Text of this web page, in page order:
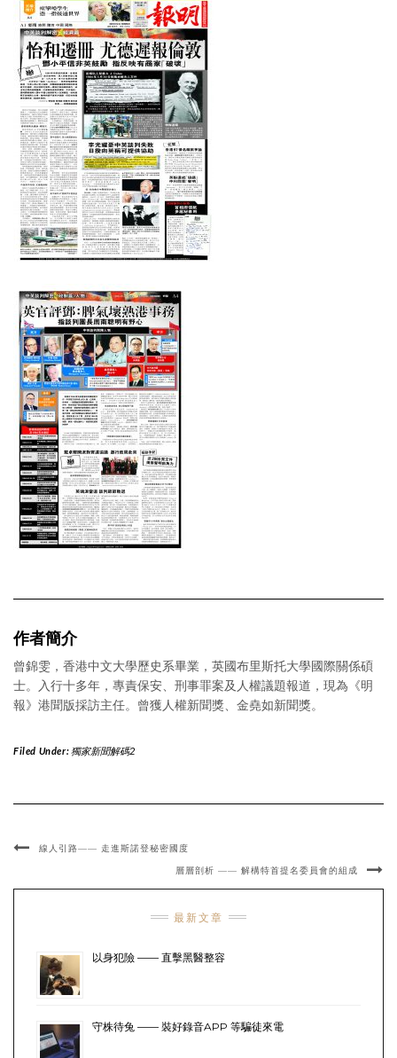
作者簡介
曾錦雯，香港中文大學歷史系畢業，英國布里斯托大學國際關係碩
士。入行十多年，專責保安、刑事罪案及人權議題報道，現為《明
報》港聞版採訪主任。曾獲人權新聞獎、金堯如新聞獎。
Filed Under:獨家新聞解碼2
線人引路—— 走進斯諾登秘密國度
層層剖析 —— 解構特首提名委員會的組成
最新文章
以身犯險 —— 直擊黑醫整容
守株待兔 —— 裝好錄音APP 等騙徒來電